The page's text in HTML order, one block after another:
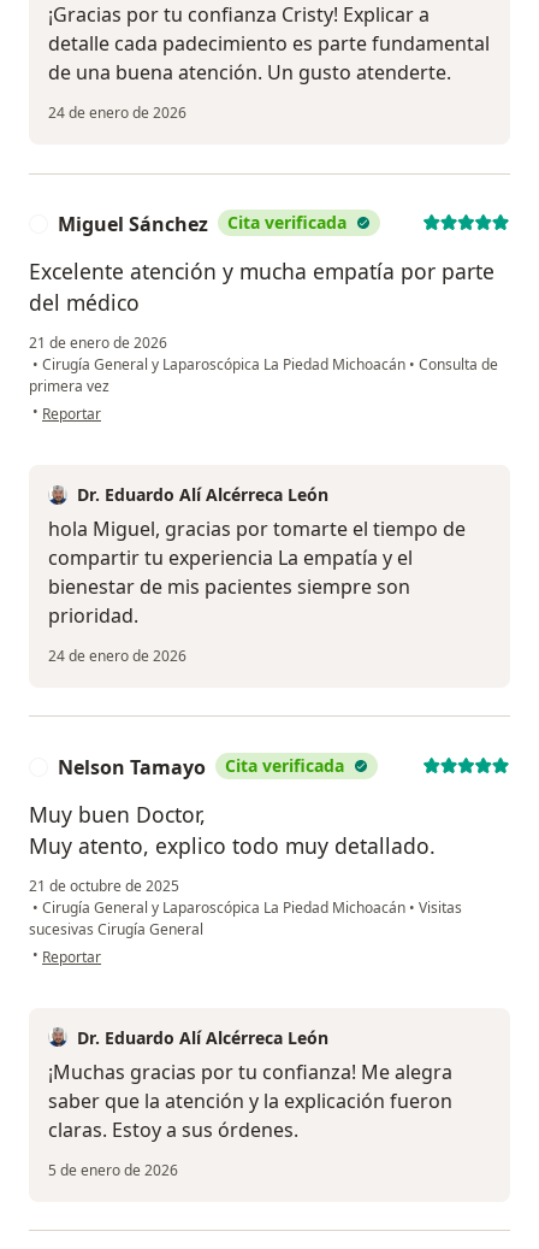
¡Gracias por tu confianza Cristy! Explicar a
detalle cada padecimiento es parte fundamental
de una buena atención. Un gusto atenderte.
24 de enero de 2026
Miguel Sánchez Cita verificada
Excelente atención y mucha empatía por parte
del médico
21 de enero de 2026
• Cirugía General y Laparoscópica La Piedad Michoacán • Consulta de
primera vez
• en opinión del usuario Miguel Sánchez
Reportar
Dr. Eduardo Alí Alcérreca León
hola Miguel, gracias por tomarte el tiempo de
compartir tu experiencia La empatía y el
bienestar de mis pacientes siempre son
prioridad.
24 de enero de 2026
Nelson Tamayo Cita verificada
Muy buen Doctor,
Muy atento, explico todo muy detallado.
21 de octubre de 2025
• Cirugía General y Laparoscópica La Piedad Michoacán • Visitas
sucesivas Cirugía General
• en opinión del usuario Nelson Tamayo
Reportar
Dr. Eduardo Alí Alcérreca León
¡Muchas gracias por tu confianza! Me alegra
saber que la atención y la explicación fueron
claras. Estoy a sus órdenes.
5 de enero de 2026